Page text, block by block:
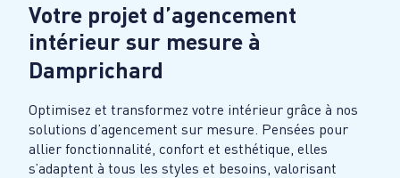
Votre projet d’agencement
intérieur sur mesure à
Damprichard
Optimisez et transformez votre intérieur grâce à nos
solutions d’agencement sur mesure. Pensées pour
allier fonctionnalité, confort et esthétique, elles
s’adaptent à tous les styles et besoins, valorisant